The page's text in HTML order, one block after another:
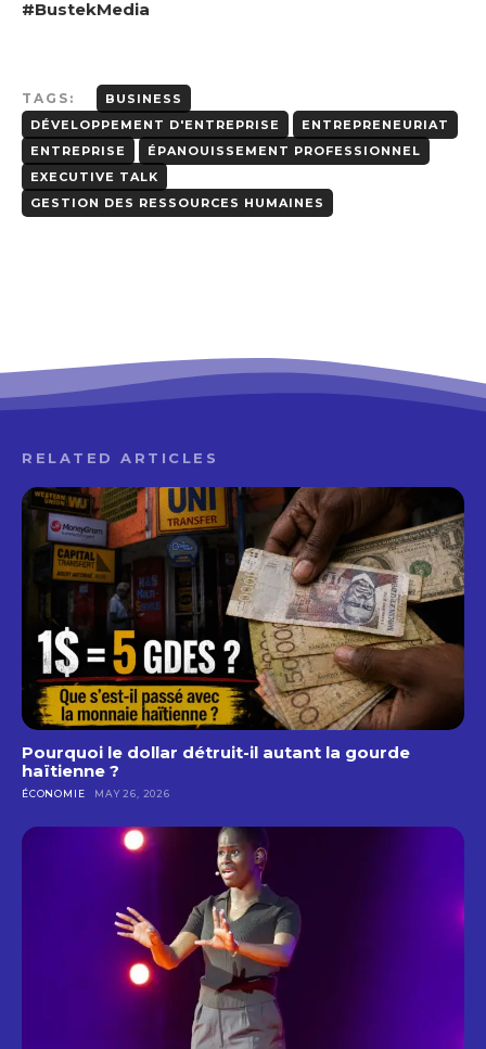
#BustekMedia
TAGS:
BUSINESS
DÉVELOPPEMENT D'ENTREPRISE
ENTREPRENEURIAT
ENTREPRISE
ÉPANOUISSEMENT PROFESSIONNEL
EXECUTIVE TALK
GESTION DES RESSOURCES HUMAINES
RELATED ARTICLES
Pourquoi le dollar détruit-il autant la gourde
haïtienne ?
ÉCONOMIE MAY 26, 2026